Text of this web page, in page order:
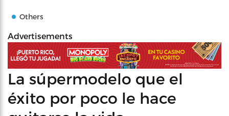
Others
Advertisements
La súpermodelo que el
éxito por poco le hace